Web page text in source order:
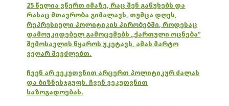
25 წელია ვწერთ იმაზე, რაც შენ გაწუხებს და
რასაც მთავრობა გიმალავს, თუმცა დღეს,
რეპრესიული პოლიტიკის პირობებში, როდესაც
დამოუკიდებელ გამოცემებს „ქართული ოცნება“
შემოსავლის წყაროს უკეტავს, ამას მარტო
ვეღარ შევძლებთ.
ჩვენ არ ვეკუთვნით არცერთ პოლიტიკურ ძალას
და ბიზნესჯგუფს. ჩვენ ვეკუთვნით
საზოგადოებას.